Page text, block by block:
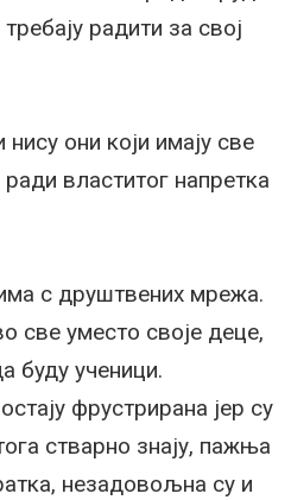
радити за свој
нису они који имају све
ради властитог напретка
с друштвених мрежа.
све уместо своје деце,
буду ученици.
фрустрирана јер су
стварно знају, пажња
незадовољна су и